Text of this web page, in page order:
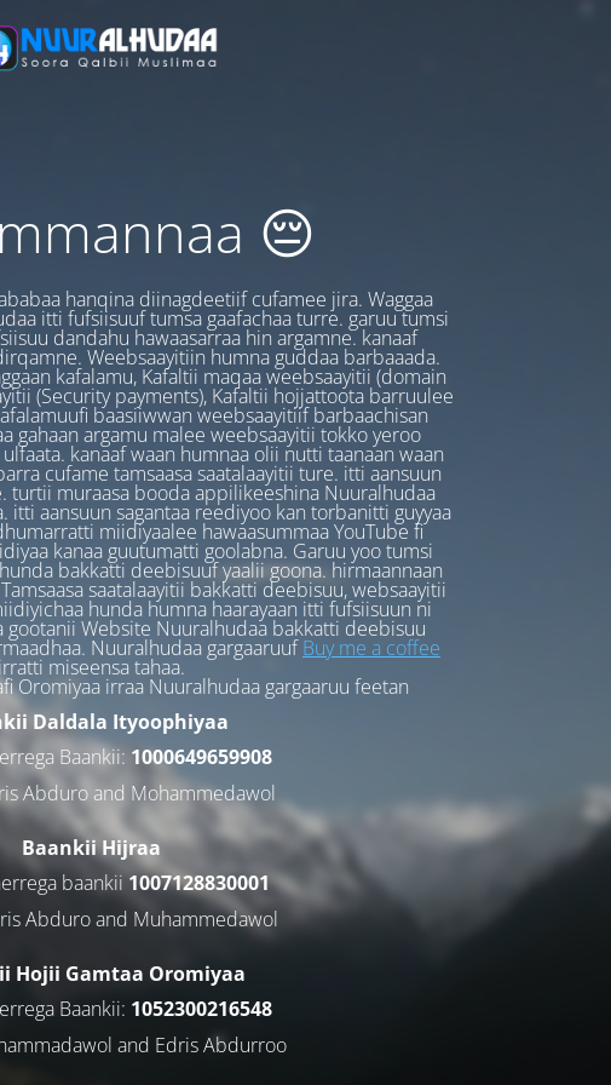
😔
hanqina diinagdeetiif cufamee jira. Waggaa
itti fufsiisuuf tumsa gaafachaa turre. garuu tumsi
dandahu hawaasarraa hin argamne. kanaaf
Weebsaayitiin humna guddaa barbaaada.
kafalamu, Kafaltii maqaa weebsaayitii (domain
(Security payments), Kafaltii hojjattoota barruulee
baasiiwwan weebsaayitiif barbaachisan
gahaan argamu malee weebsaayitii tokko yeroo
kanaaf waan humnaa olii nutti taanaan waan
cufame tamsaasa saatalaayitii ture. itti aansuun
turtii muraasa booda appilikeeshina Nuuralhudaa
aansuun sagantaa reediyoo kan torbanitti guyyaa
miidiyaalee hawaasummaa YouTube fi
kanaa guutumatti goolabna. Garuu yoo tumsi
bakkatti deebisuuf yaalii goona. hirmaannaan
saatalaayitii bakkatti deebisuu, websaayitii
hunda humna haarayaan itti fufsiisuun ni
gootanii Website Nuuralhudaa bakkatti deebisuu
Nuuralhudaa gargaaruufBuy me a coffee
miseensa tahaa.
Oromiyaa irraa Nuuralhudaa gargaaruu feetan
Daldala Ityoophiyaa
Baankii: 1000649659908
Abduro and Mohammedawol
Baankii Hijraa
baankii 1007128830001
Abduro and Muhammedawol
Hojii Gamtaa Oromiyaa
Baankii: 1052300216548
and Edris Abdurroo